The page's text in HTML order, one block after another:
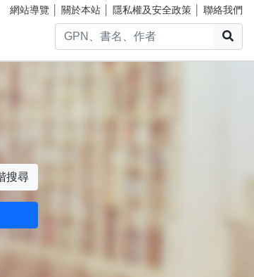
網站導覽 關於本站 隱私權及安全政策 聯絡我們
搜尋